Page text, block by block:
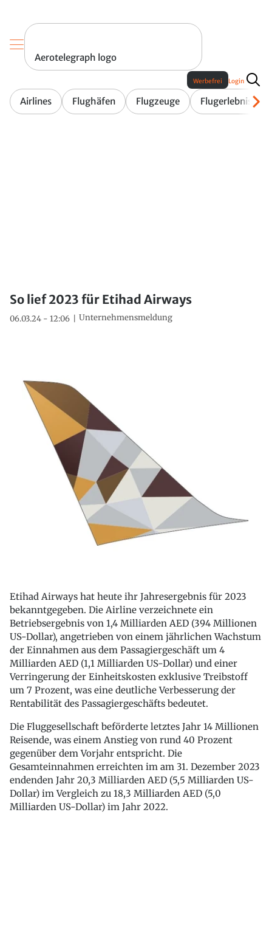
Aerotelegraph logo
Airlines Flughäfen Flugzeuge Flugerlebnis
Werbefrei Login
So lief 2023 für Etihad Airways
06.03.24 - 12:06 Unternehmensmeldung
Etihad Airways hat heute ihr Jahresergebnis für 2023
bekanntgegeben. Die Airline verzeichnete ein
Betriebsergebnis von 1,4 Milliarden AED (394 Millionen
US-Dollar), angetrieben von einem jährlichen Wachstum
der Einnahmen aus dem Passagiergeschäft um 4
Milliarden AED (1,1 Milliarden US-Dollar) und einer
Verringerung der Einheitskosten exklusive Treibstoff
um 7 Prozent, was eine deutliche Verbesserung der
Rentabilität des Passagiergeschäfts bedeutet.
Die Fluggesellschaft beförderte letztes Jahr 14 Millionen
Reisende, was einem Anstieg von rund 40 Prozent
gegenüber dem Vorjahr entspricht. Die
Gesamteinnahmen erreichten im am 31. Dezember 2023
endenden Jahr 20,3 Milliarden AED (5,5 Milliarden US-
Dollar) im Vergleich zu 18,3 Milliarden AED (5,0
Milliarden US-Dollar) im Jahr 2022.